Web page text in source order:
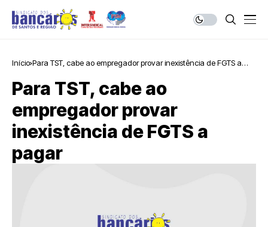
Início Para TST, cabe ao empregador provar inexistência de FGTS a
Para TST, cabe ao
empregador provar
inexistência de FGTS a
pagar